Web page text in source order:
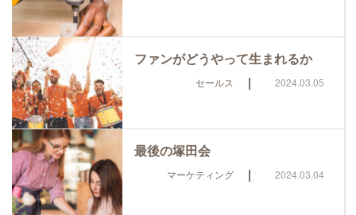
ファンがどうやって生まれるか
セールス | 2024.03.05
最後の塚田会
マーケティング | 2024.03.04